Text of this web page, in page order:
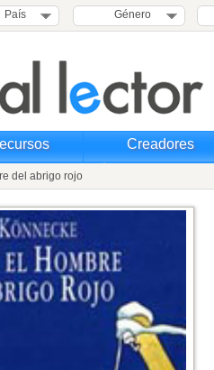
País Género
Creadores
del abrigo rojo